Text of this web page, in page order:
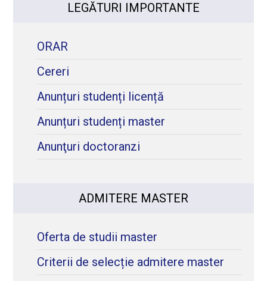
LEGĂTURI IMPORTANTE
ORAR
Cereri
Anunțuri studenți licență
Anunțuri studenți master
Anunţuri doctoranzi
ADMITERE MASTER
Oferta de studii master
Criterii de selecție admitere master